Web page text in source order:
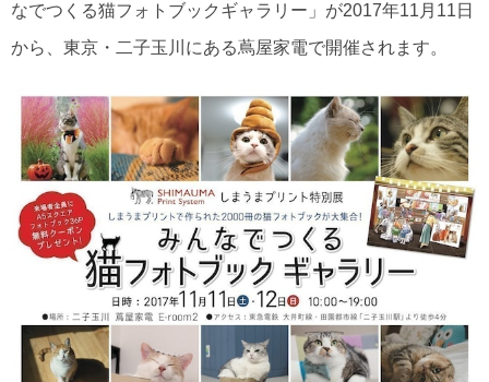
なでつくる猫フォトブックギャラリー」が2017年11月11日
から、東京・二子玉川にある蔦屋家電で開催されます。